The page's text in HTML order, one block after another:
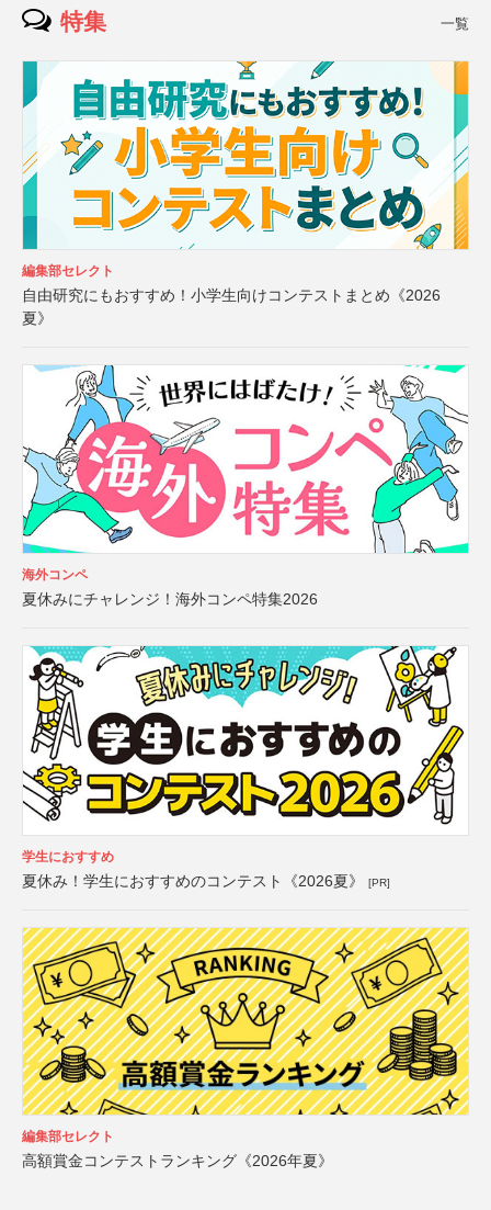
特集 一覧
編集部セレクト
自由研究にもおすすめ！小学生向けコンテストまとめ《2026
夏》
海外コンペ
夏休みにチャレンジ！海外コンペ特集2026
学生におすすめ
夏休み！学生におすすめのコンテスト《2026夏》 [PR]
編集部セレクト
高額賞金コンテストランキング《2026年夏》